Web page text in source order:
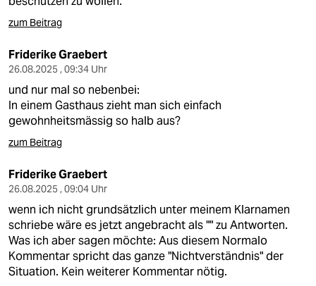
zum Beitrag
Friderike Graebert
26.08.2025 , 09:34 Uhr
und nur mal so nebenbei:
In einem Gasthaus zieht man sich einfach
gewohnheitsmässig so halb aus?
zum Beitrag
Friderike Graebert
26.08.2025 , 09:04 Uhr
wenn ich nicht grundsätzlich unter meinem Klarnamen
schriebe wäre es jetzt angebracht als "" zu Antworten.
Was ich aber sagen möchte: Aus diesem Normalo
Kommentar spricht das ganze "Nichtverständnis" der
Situation. Kein weiterer Kommentar nötig.